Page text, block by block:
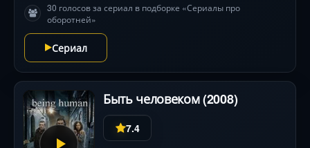
30 голосов за сериал в подборке «Сериалы про
оборотней»
Сериал
Быть человеком (2008)
7.4